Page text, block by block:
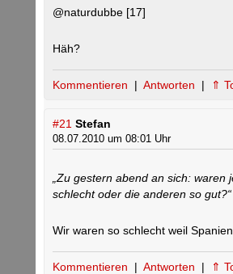
@naturdubbe [17]
Häh?
Kommentieren | Antworten | ⇑
#21 Stefan
08.07.2010 um 08:01 Uhr
„Zu gestern abend an sich: waren
schlecht oder die anderen so gut?“
Wir waren so schlecht weil
Kommentieren | Antworten | ⇑